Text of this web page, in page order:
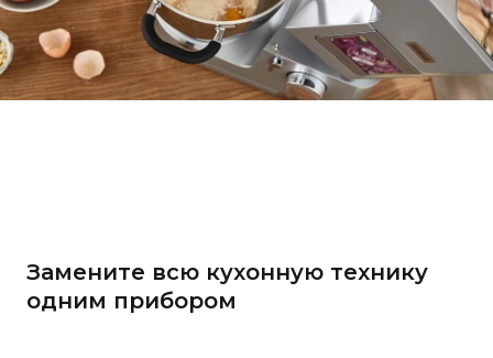
Замените всю кухонную технику
одним прибором